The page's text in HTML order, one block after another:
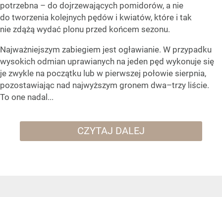
potrzebna – do dojrzewających pomidorów, a nie
do tworzenia kolejnych pędów i kwiatów, które i tak
nie zdążą wydać plonu przed końcem sezonu.
Najważniejszym zabiegiem jest ogławianie. W przypadku
wysokich odmian uprawianych na jeden pęd wykonuje się
je zwykle na początku lub w pierwszej połowie sierpnia,
pozostawiając nad najwyższym gronem dwa–trzy liście.
To one nadal...
CZYTAJ DALEJ